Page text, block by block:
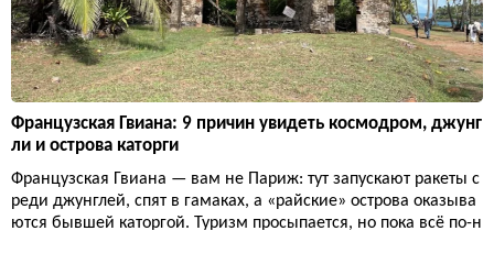
Французская Гвиана: 9 причин увидеть космодром, джунг
ли и острова каторги
Французская Гвиана — вам не Париж: тут запускают ракеты с
реди джунглей, спят в гамаках, а «райские» острова оказыва
ются бывшей каторгой. Туризм просыпается, но пока всё по-н